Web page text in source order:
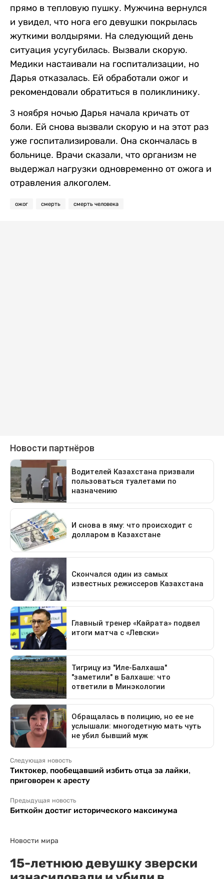
прямо в тепловую пушку. Мужчина вернулся
и увидел, что нога его девушки покрылась
жуткими волдырями. На следующий день
ситуация усугубилась. Вызвали скорую.
Медики настаивали на госпитализации, но
Дарья отказалась. Ей обработали ожог и
рекомендовали обратиться в поликлинику.
3 ноября ночью Дарья начала кричать от
боли. Ей снова вызвали скорую и на этот раз
уже госпитализировали. Она скончалась в
больнице. Врачи сказали, что организм не
выдержал нагрузки одновременно от ожога и
отравления алкоголем.
ожог смерть смерть человека
Следующая новость
Тиктокер, пообещавший избить отца за лайки,
приговорен к аресту
Предыдущая новость
Биткойн достиг исторического максимума
Новости мира
15-летнюю девушку зверски